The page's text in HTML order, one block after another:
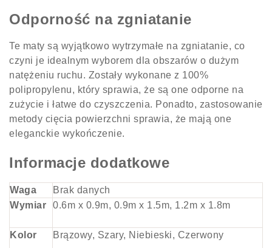
Odporność na zgniatanie
Te maty są wyjątkowo wytrzymałe na zgniatanie, co
czyni je idealnym wyborem dla obszarów o dużym
natężeniu ruchu. Zostały wykonane z 100%
polipropylenu, który sprawia, że są one odporne na
zużycie i łatwe do czyszczenia. Ponadto, zastosowanie
metody cięcia powierzchni sprawia, że mają one
eleganckie wykończenie.
Informacje dodatkowe
Waga
Brak danych
Wymiar
0.6m x 0.9m, 0.9m x 1.5m, 1.2m x 1.8m
Kolor Brązowy, Szary, Niebieski, Czerwony